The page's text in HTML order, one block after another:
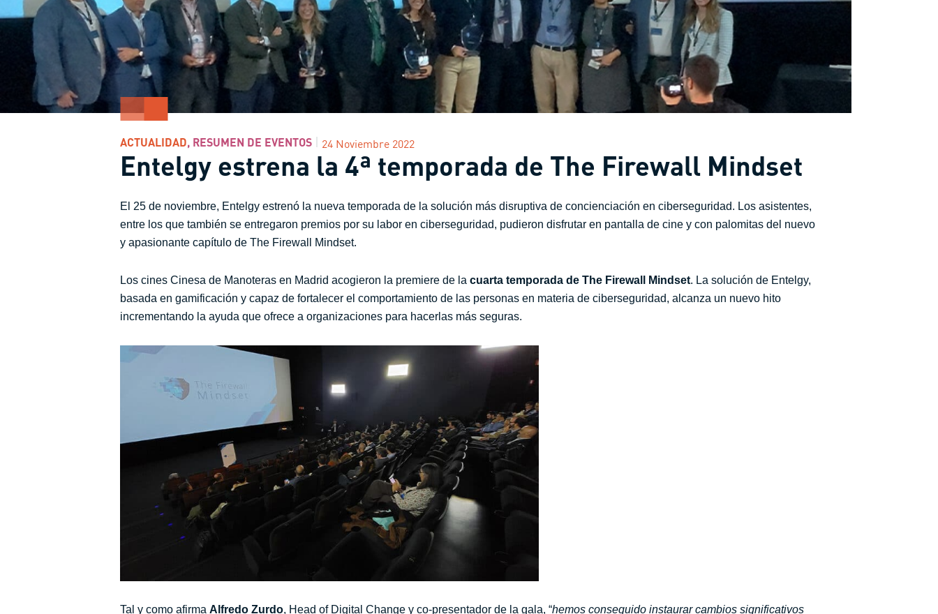
ACTUALIDAD, RESUMEN DE EVENTOS 24 Noviembre 2022
Entelgy estrena la 4ª temporada de The Firewall Mindset
El 25 de noviembre, Entelgy estrenó la nueva temporada de la solución más disruptiva de concienciación en ciberseguridad. Los asistentes,
entre los que también se entregaron premios por su labor en ciberseguridad, pudieron disfrutar en pantalla de cine y con palomitas del nuevo
y apasionante capítulo de The Firewall Mindset.
Los cines Cinesa de Manoteras en Madrid acogieron la premiere de la cuarta temporada de The Firewall Mindset. La solución de Entelgy,
basada en gamificación y capaz de fortalecer el comportamiento de las personas en materia de ciberseguridad, alcanza un nuevo hito
incrementando la ayuda que ofrece a organizaciones para hacerlas más seguras.
Tal y como afirma Alfredo Zurdo, Head of Digital Change y co-presentador de la gala, “hemos conseguido instaurar cambios significativos